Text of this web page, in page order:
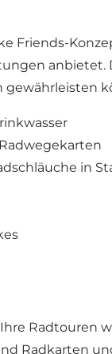
Friends-
in
Radtouren
Radkarten